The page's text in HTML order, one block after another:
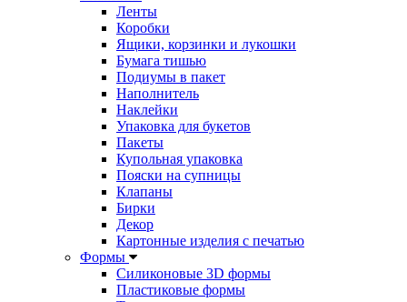
Ленты
Коробки
Ящики, корзинки и лукошки
Бумага тишью
Подиумы в пакет
Наполнитель
Наклейки
Упаковка для букетов
Пакеты
Купольная упаковка
Пояски на супницы
Клапаны
Бирки
Декор
Картонные изделия с печатью
Формы
Силиконовые 3D формы
Пластиковые формы